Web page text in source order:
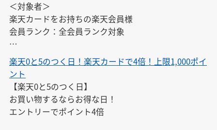
＜対象者＞
楽天カードをお持ちの楽天会員様
会員ランク：全会員ランク対象
※エントリーは、開催日ごとに毎回必要です。また、
開催日以外にはエントリーできません。
※対象期間中にエントリーすれば、エントリー前のお
買い物もポイントアップの対象となります。
楽天0と5のつく日！楽天カードで4倍！上限1,000ポイ
ント
【楽天0と5のつく日】
お買い物するならお得な日！
エントリーでポイント4倍